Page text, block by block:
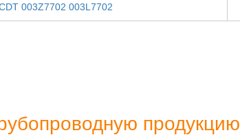
003Z7702 003L7702
продукцию